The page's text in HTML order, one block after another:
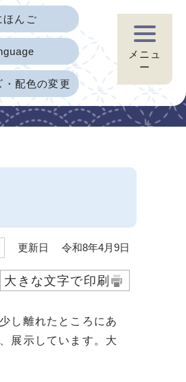
ほんご
・配色の変更
メニュ
ー
更新日 令和8年4月9日
大きな文字で印刷
し離れたところにあ
展示しています。大